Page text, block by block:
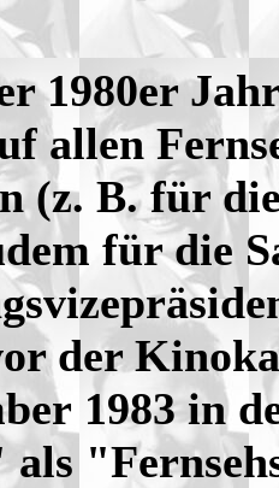
1980er
allen
(z. B. für
für die
der
1983 in